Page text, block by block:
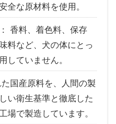
全な原材料を使用。
： 香料、着色料、保存
料など、犬の体にとっ
していません。
た国産原料を、人間の製
い衛生基準と徹底した
場で製造しています。